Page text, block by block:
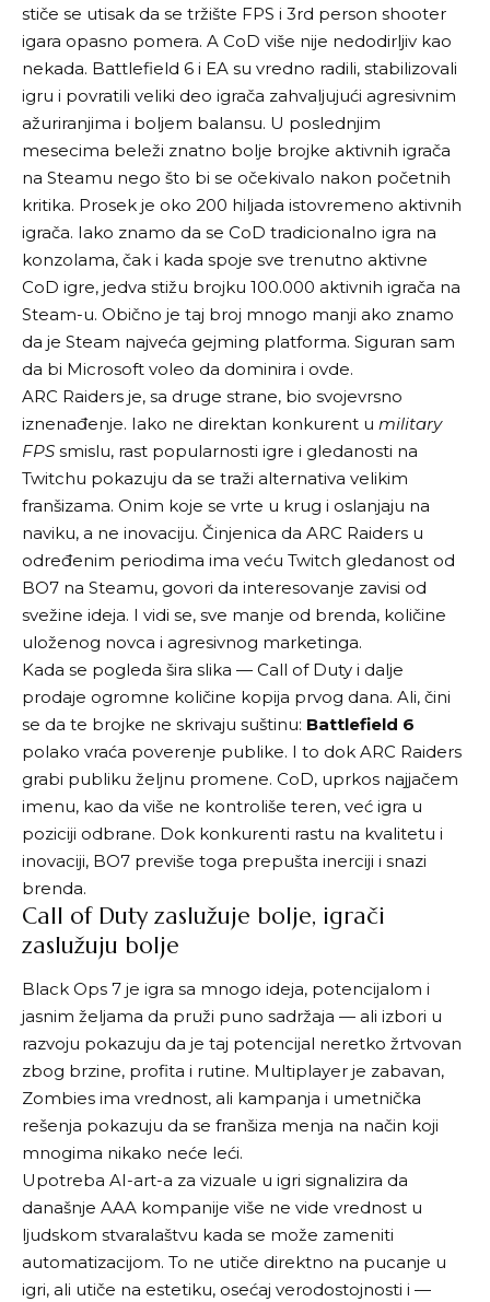
stiče se utisak da se tržište FPS i 3rd person shooter
igara opasno pomera. A CoD više nije nedodirljiv kao
nekada. Battlefield 6 i EA su vredno radili, stabilizovali
igru i povratili veliki deo igrača zahvaljujući agresivnim
ažuriranjima i boljem balansu. U poslednjim
mesecima beleži znatno bolje brojke aktivnih igrača
na Steamu nego što bi se očekivalo nakon početnih
kritika. Prosek je oko 200 hiljada istovremeno aktivnih
igrača. Iako znamo da se CoD tradicionalno igra na
konzolama, čak i kada spoje sve trenutno aktivne
CoD igre, jedva stižu brojku 100.000 aktivnih igrača na
Steam-u. Obično je taj broj mnogo manji ako znamo
da je Steam najveća gejming platforma. Siguran sam
da bi Microsoft voleo da dominira i ovde.
ARC Raiders je, sa druge strane, bio svojevrsno
iznenađenje. Iako ne direktan konkurent u military
FPS smislu, rast popularnosti igre i gledanosti na
Twitchu pokazuju da se traži alternativa velikim
franšizama. Onim koje se vrte u krug i oslanjaju na
naviku, a ne inovaciju. Činjenica da ARC Raiders u
određenim periodima ima veću Twitch gledanost od
BO7 na Steamu, govori da interesovanje zavisi od
svežine ideja. I vidi se, sve manje od brenda, količine
uloženog novca i agresivnog marketinga.
Kada se pogleda šira slika — Call of Duty i dalje
prodaje ogromne količine kopija prvog dana. Ali, čini
se da te brojke ne skrivaju suštinu: Battlefield 6
polako vraća poverenje publike. I to dok ARC Raiders
grabi publiku željnu promene. CoD, uprkos najjačem
imenu, kao da više ne kontroliše teren, već igra u
poziciji odbrane. Dok konkurenti rastu na kvalitetu i
inovaciji, BO7 previše toga prepušta inerciji i snazi
brenda.
Call of Duty zaslužuje bolje, igrači
zaslužuju bolje
Black Ops 7 je igra sa mnogo ideja, potencijalom i
jasnim željama da pruži puno sadržaja — ali izbori u
razvoju pokazuju da je taj potencijal neretko žrtvovan
zbog brzine, profita i rutine. Multiplayer je zabavan,
Zombies ima vrednost, ali kampanja i umetnička
rešenja pokazuju da se franšiza menja na način koji
mnogima nikako neće leći.
Upotreba AI-art-a za vizuale u igri signalizira da
današnje AAA kompanije više ne vide vrednost u
ljudskom stvaralaštvu kada se može zameniti
automatizacijom. To ne utiče direktno na pucanje u
igri, ali utiče na estetiku, osećaj verodostojnosti i —